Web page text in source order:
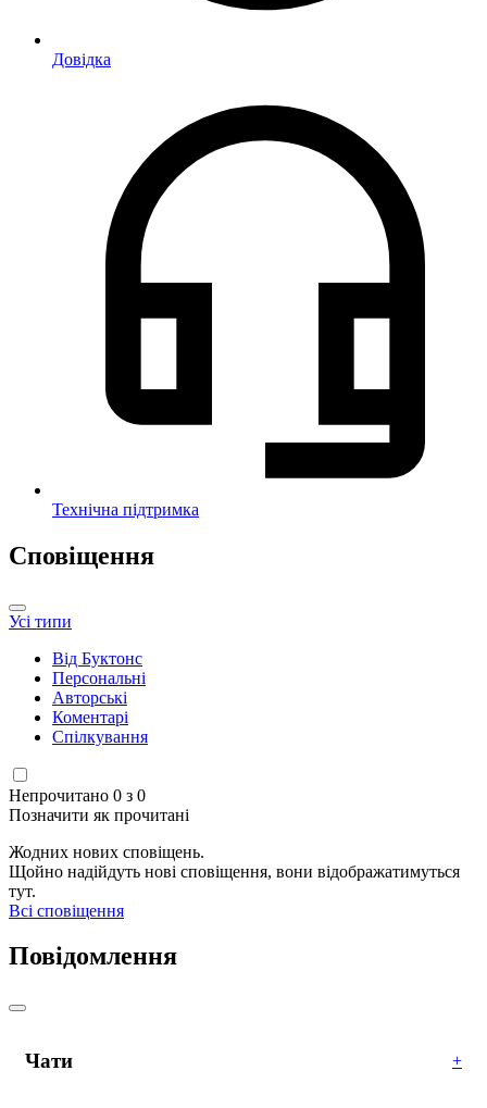
Довідка
Технічна підтримка
Сповіщення
Усі типи
Від Буктонс
Персональні
Авторські
Коментарі
Спілкування
Непрочитано 0 з 0
Позначити як прочитані
Жодних нових сповіщень.
Щойно надійдуть нові сповіщення, вони відображатимуться
тут.
Всі сповіщення
Повідомлення
Чати +